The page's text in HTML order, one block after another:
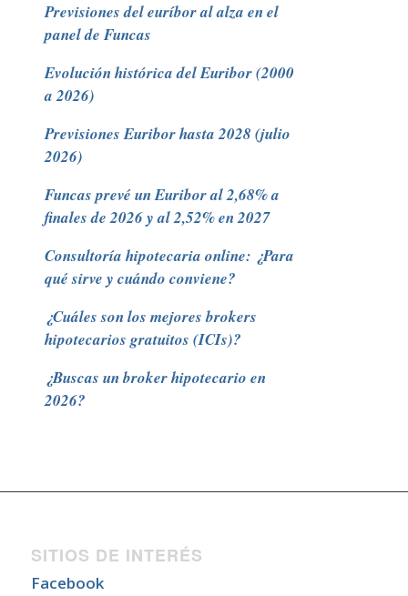
Previsiones del euríbor al alza en el
panel de Funcas
Evolución histórica del Euribor (2000
a 2026)
Previsiones Euribor hasta 2028 (julio
2026)
Funcas prevé un Euribor al 2,68% a
finales de 2026 y al 2,52% en 2027
Consultoría hipotecaria online: ¿Para
qué sirve y cuándo conviene?
¿Cuáles son los mejores brokers
hipotecarios gratuitos (ICIs)?
¿Buscas un broker hipotecario en
2026?
SITIOS DE INTERÉS
Facebook